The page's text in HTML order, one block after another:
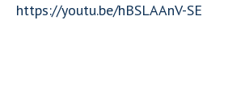
https://youtu.be/hBSLAAnV-SE